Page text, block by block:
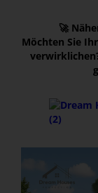
🚀
Möchten Sie